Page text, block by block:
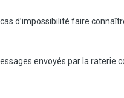
d’impossibilité faire
envoyés par la raterie